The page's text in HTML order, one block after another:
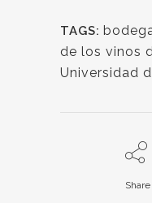
TAGS:
de los vinos
Universidad
Share